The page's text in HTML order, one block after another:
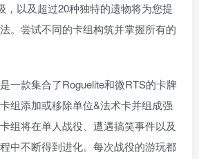
，以及超过20种独特的遗物将为您提
。尝试不同的卡组构筑并掌握所有的
一款集合了Roguelite和微RTS的卡牌
组添加或移除单位&法术卡并组成强
组将在单人战役、遭遇搞笑事件以及
中不断得到进化。每次战役的游玩都